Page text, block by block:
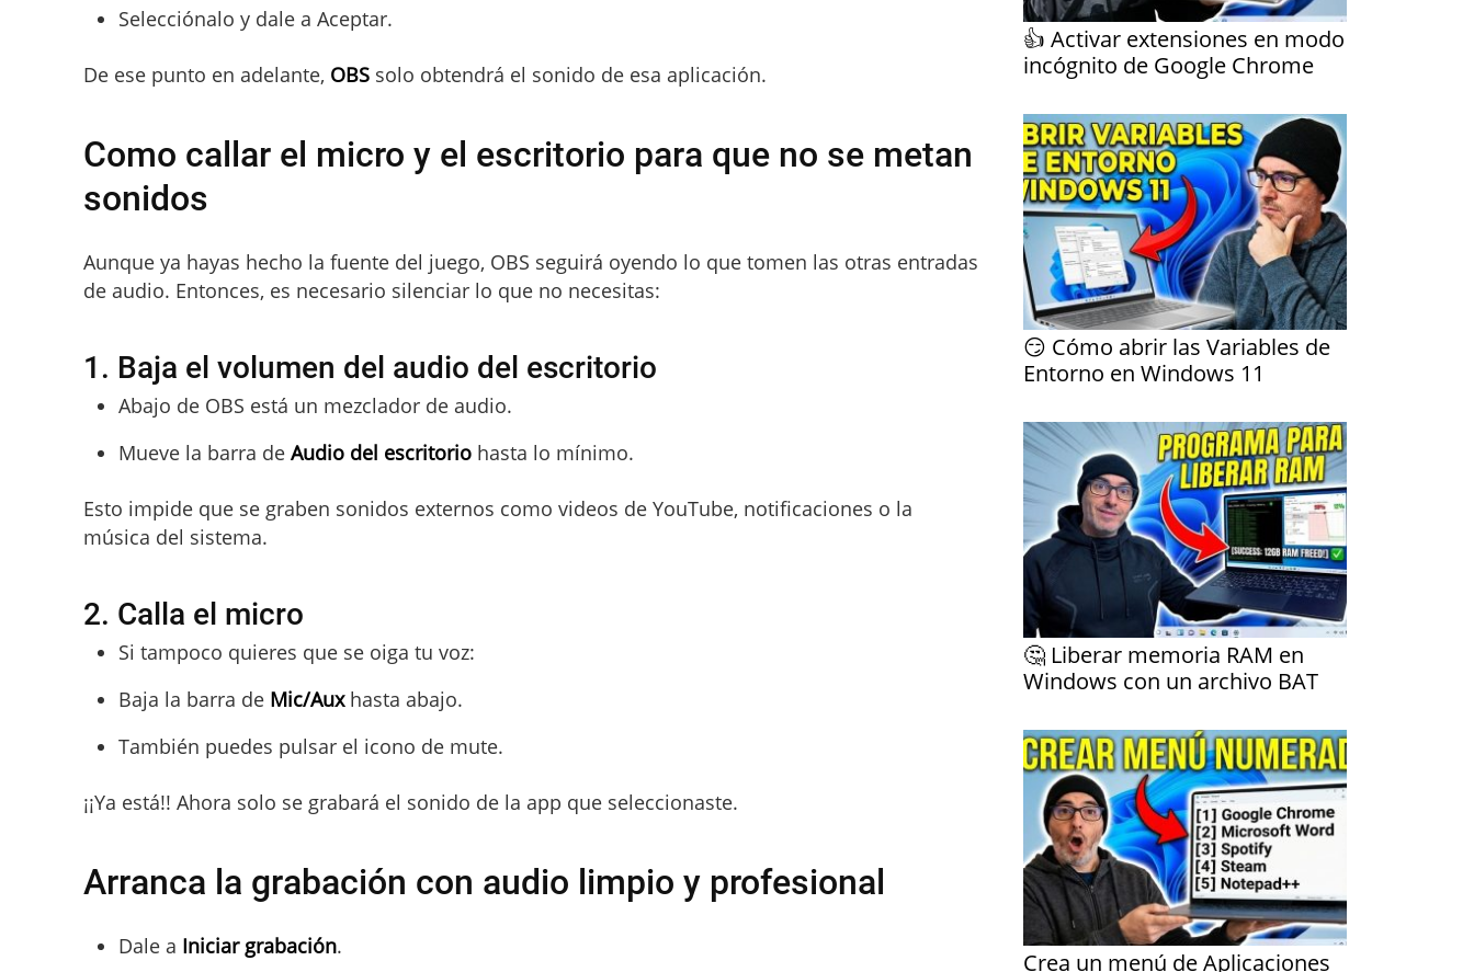
Selecciónalo y dale a Aceptar.
De ese punto en adelante, OBS solo obtendrá el sonido de esa aplicación.
Como callar el micro y el escritorio para que no se metan
sonidos
Aunque ya hayas hecho la fuente del juego, OBS seguirá oyendo lo que tomen las otras entradas
de audio. Entonces, es necesario silenciar lo que no necesitas:
1. Baja el volumen del audio del escritorio
Abajo de OBS está un mezclador de audio.
Mueve la barra de Audio del escritorio hasta lo mínimo.
Esto impide que se graben sonidos externos como videos de YouTube, notificaciones o la
música del sistema.
2. Calla el micro
Si tampoco quieres que se oiga tu voz:
Baja la barra de Mic/Auxhasta abajo.
También puedes pulsar el icono de mute.
¡¡Ya está!! Ahora solo se grabará el sonido de la app que seleccionaste.
Arranca la grabación con audio limpio y profesional
Dale a Iniciar grabación.
👍 Activar extensiones en modo
incógnito de Google Chrome
😏 Cómo abrir las Variables de
Entorno en Windows 11
🤔 Liberar memoria RAM en
Windows con un archivo BAT
Crea un menú de Aplicaciones